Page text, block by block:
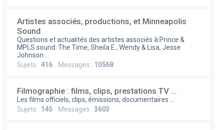
Artistes associés, productions, et Minneapolis
Sound
Questions et actualités des artistes associés à Prince &
MPLS sound: The Time, Sheila E., Wendy & Lisa, Jesse
Johnson ...
Sujets : 416 Messages : 10568
Filmographie : films, clips, prestations TV ...
Les films officiels, clips, émissions, documentaires ...
Sujets : 145 Messages : 3603